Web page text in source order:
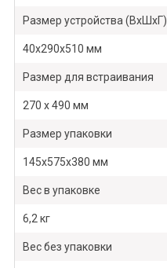
Размер устройства (ВхШхГ)
40х290х510 мм
Размер для встраивания
270 х 490 мм
Размер упаковки
145х575х380 мм
Вес в упаковке
6,2 кг
Вес без упаковки